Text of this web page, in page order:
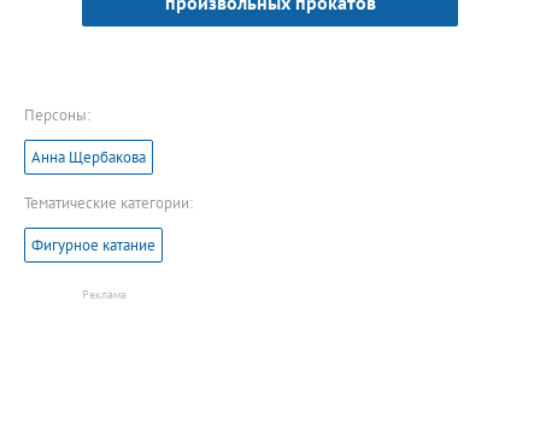
Персоны:
Анна Щербакова
Тематические категории:
Фигурное катание